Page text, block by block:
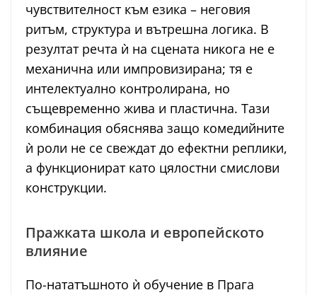
чувствителност към езика – неговия
ритъм, структура и вътрешна логика. В
резултат речта ѝ на сцената никога не е
механична или импровизирана; тя е
интелектуално контролирана, но
същевременно жива и пластична. Тази
комбинация обяснява защо комедийните
ѝ роли не се свеждат до ефектни реплики,
а функционират като цялостни смислови
конструкции.
Пражката школа и европейското
влияние
По-нататъшното ѝ обучение в Прага